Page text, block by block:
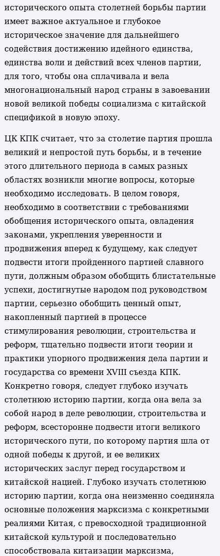
исторического опыта столетней борьбы партии
имеет важное актуальное и глубокое
историческое значение для дальнейшего
содействия достижению идейного единства,
единства воли и действий всех членов партии,
для того, чтобы она сплачивала и вела
многонациональный народ страны в завоевании
новой великой победы социализма с китайской
спецификой в новую эпоху.
ЦК КПК считает, что за столетие партия прошла
великий и непростой путь борьбы, и в течение
этого длительного периода в самых разных
областях возникли многие вопросы, которые
необходимо исследовать. В целом говоря,
необходимо в соответствии с требованиями
обобщения исторического опыта, овладения
законами, укрепления уверенности и
продвижения вперед к будущему, как следует
подвести итоги пройденного партией славного
пути, должным образом обобщить блистательные
успехи, достигнутые народом под руководством
партии, серьезно обобщить ценный опыт,
накопленный партией в процессе
стимулирования революции, строительства и
реформ, тщательно подвести итоги теории и
практики упорного продвижения дела партии и
государства со времени XVIII съезда КПК.
Конкретно говоря, следует глубоко изучать
столетнюю историю партии, когда она вела за
собой народ в деле революции, строительства и
реформ, всесторонне подвести итоги великого
исторического пути, по которому партия шла от
одной победы к другой, и ее великих
исторических заслуг перед государством и
китайской нацией. Глубоко изучать столетнюю
историю партии, когда она неизменно соединяла
основные положения марксизма с конкретными
реалиями Китая, с превосходной традиционной
китайской культурой и последовательно
способствовала китаизации марксизма,